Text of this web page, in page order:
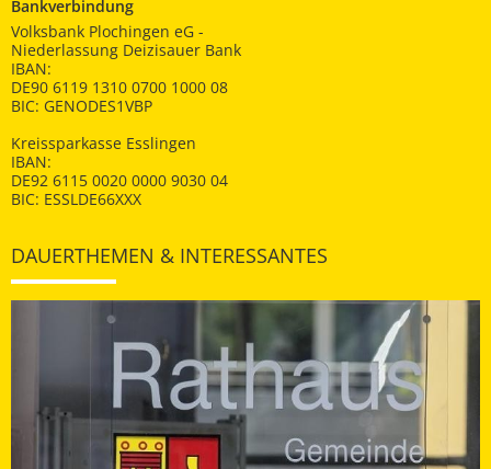
Bankverbindung
Volksbank Plochingen eG -
Niederlassung Deizisauer Bank
IBAN:
DE90 6119 1310 0700 1000 08
BIC: GENODES1VBP
Kreissparkasse Esslingen
IBAN:
DE92 6115 0020 0000 9030 04
BIC: ESSLDE66XXX
DAUERTHEMEN & INTERESSANTES